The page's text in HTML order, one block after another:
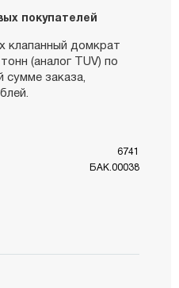
покупателей
клапанный домкрат
(аналог TUV) по
заказа,
6741
БАК.00038